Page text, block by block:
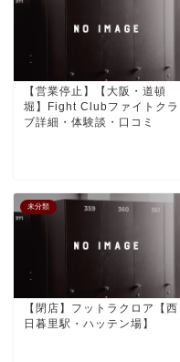
【営業停止】【大阪・道頓
堀】Fight Clubファイトクラ
ブ詳細・体験談・口コミ
未分類
【閉店】フットラクロア【西
日暮里駅・ハッテン場】